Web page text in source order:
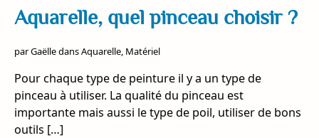
Aquarelle, quel pinceau choisir ?
parGaëlledansAquarelle Matériel
Pour chaque type de peinture il y a un type de
pinceau à utiliser. La qualité du pinceau est
importante mais aussi le type de poil, utiliser de bons
outils […]